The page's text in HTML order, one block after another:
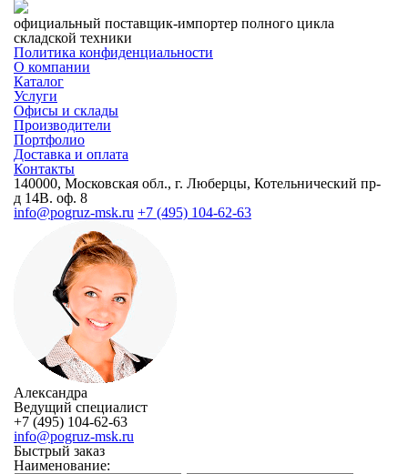
официальный поставщик-импортер полного цикла
складской техники
Политика конфиденциальности
О компании
Каталог
Услуги
Офисы и склады
Производители
Портфолио
Доставка и оплата
Контакты
140000, Московская обл., г. Люберцы, Котельнический пр-
д 14В. оф. 8
info@pogruz-msk.ru +7 (495) 104-62-63
Александра
Ведущий специалист
+7 (495) 104-62-63
info@pogruz-msk.ru
Быстрый заказ
Наименование: